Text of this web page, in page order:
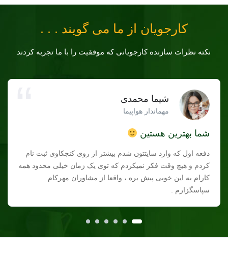
کارجویان از ما می گویند . . .
نکته نظرات سازنده کارجویانی که موفقیت را با ما تجربه کردند
شیما محمدی
مهماندار هواپیما
شما بهترین هستین
دفعه اول که وارد سایتتون شدم بیشتر از روی کنجکاوی ثبت نام
کردم و هیچ وقت فکر نمیکردم که توی یک زمان خیلی محدود همه
کارام به این خوبی پیش بره ، واقعا از مشاوران مهرکام
سپاسگزارم .